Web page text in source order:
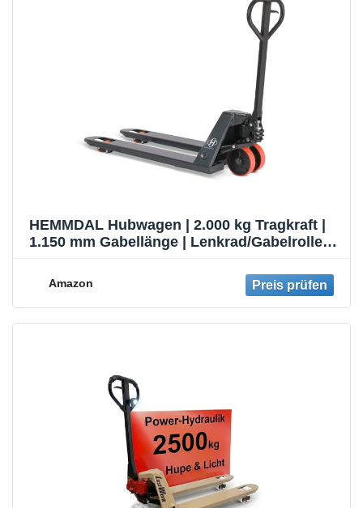
HEMMDAL Hubwagen | 2.000 kg Tragkraft |
1.150 mm Gabellänge | Lenkrad/Gabelrolle
Gabelrollen | Palettenhubwagen
Amazon